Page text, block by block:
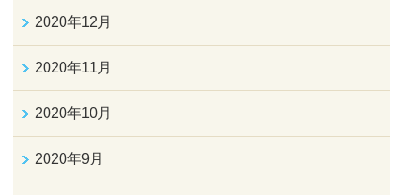
2020年12月
2020年11月
2020年10月
2020年9月